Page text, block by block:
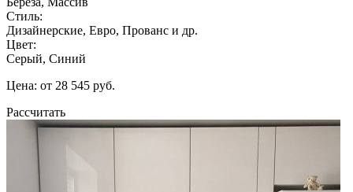
Стиль:
Дизайнерские, Евро, Прованс и др.
Цвет:
Серый, Синий
Цена: от 28 545 руб.
Рассчитать